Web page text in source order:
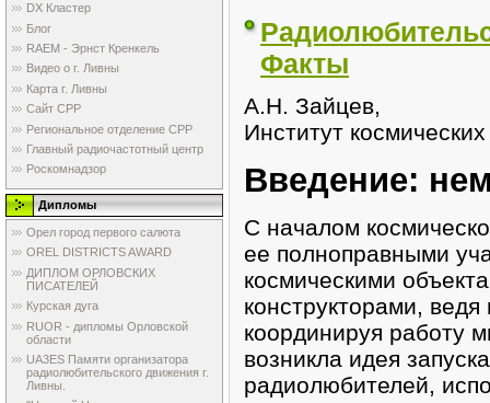
DX Кластер
Блог
RAEM - Эрнст Кренкель
Видео о г. Ливны
Карта г. Ливны
Сайт СРР
Региональное отделение СРР
Главный радиочастотный центр
Роскомнадзор
Дипломы
Орел город первого салюта
OREL DISTRICTS AWARD
ДИПЛОМ ОРЛОВСКИХ
ПИСАТЕЛЕЙ
Курская дуга
RUOR - дипломы Орловской
области
UA3ES Памяти организатора
радиолюбительского движения г.
Ливны.
Факты
А.Н. Зайцев,
Институт
Введение:
С началом
ее полноправными
космическими
конструкторами,
координируя работу
возникла идея
радиолюбителей,